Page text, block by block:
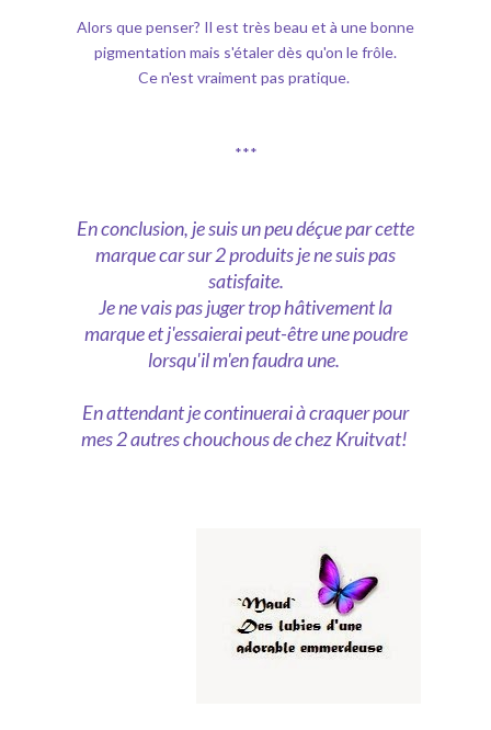
Alors que penser? Il est très beau et à une bonne
pigmentation mais s'étaler dès qu'on le frôle.
Ce n'est vraiment pas pratique.
***
En conclusion, je suis un peu déçue par cette
marque car sur 2 produits je ne suis pas
satisfaite.
Je ne vais pas juger trop hâtivement la
marque et j'essaierai peut-être une poudre
lorsqu'il m'en faudra une.
En attendant je continuerai à craquer pour
mes 2 autres chouchous de chez Kruitvat!